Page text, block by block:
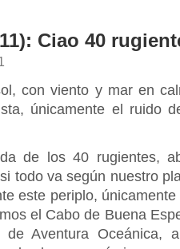
Ciao 40
con viento y mar en
únicamente el ruido
de los 40 rugientes,
todo va según nuestro
este periplo,
el Cabo de Buena
de Aventura Oceánica,